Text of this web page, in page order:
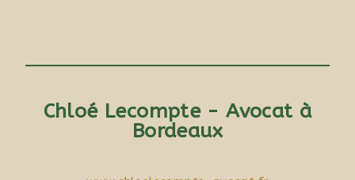
Chloé Lecompte - Avocat à
Bordeaux